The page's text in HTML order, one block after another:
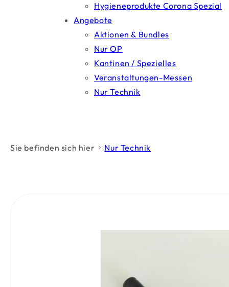
Hygieneprodukte Corona Spezial
Angebote
Aktionen & Bundles
Nur OP
Kantinen / Spezielles
Veranstaltungen-Messen
Nur Technik
Sie befinden sich hier Nur Technik